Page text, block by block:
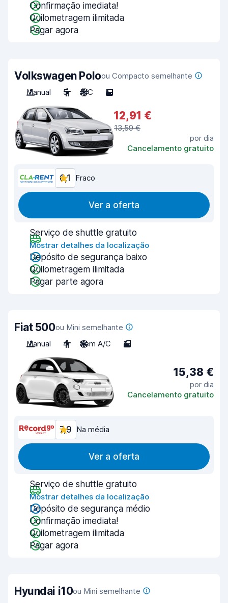
Confirmação imediata!
Quilometragem ilimitada
Pagar agora
Volkswagen Poloou Compacto semelhante
Manual
5 A/C 5
12,91 €
13,59 €
por dia
Cancelamento gratuito
6,1 Fraco
Ver a oferta
Serviço de shuttle gratuito
Mostrar detalhes da localização
Depósito de segurança baixo
Quilometragem ilimitada
Pagar parte agora
Fiat 500ou Mini semelhante
Manual
4 Sem A/C 3
15,38 €
por dia
Cancelamento gratuito
7,9 Na média
Ver a oferta
Serviço de shuttle gratuito
Mostrar detalhes da localização
Depósito de segurança médio
Confirmação imediata!
Quilometragem ilimitada
Pagar agora
Hyundai i10ou Mini semelhante